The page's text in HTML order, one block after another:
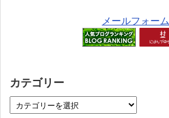
メールフォーム
カテゴリー